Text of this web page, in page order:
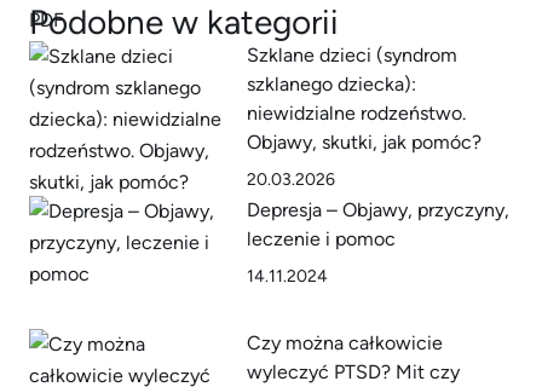
Podobne w kategorii
Szklane dzieci (syndrom
szklanego dziecka):
niewidzialne rodzeństwo.
Objawy, skutki, jak pomóc?
20.03.2026
Depresja – Objawy, przyczyny,
leczenie i pomoc
14.11.2024
Czy można całkowicie
wyleczyć PTSD? Mit czy